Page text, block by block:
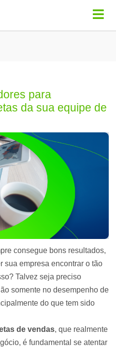
para
da sua equipe de
consegue bons resultados,
sua empresa encontrar o tão
Talvez seja preciso
somente no desempenho de
do que tem sido
de vendas, que realmente
é fundamental se atentar